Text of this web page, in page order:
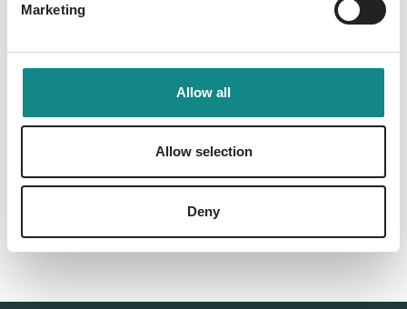
Marketing
Allow all
Allow selection
Deny
Back to overview